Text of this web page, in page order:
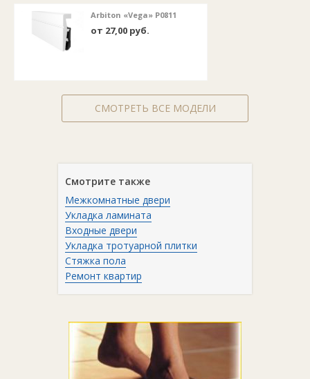
Arbiton «Vega» P0811
от 27,00 руб.
СМОТРЕТЬ ВСЕ МОДЕЛИ
Смотрите также
Межкомнатные двери
Укладка ламината
Входные двери
Укладка тротуарной плитки
Стяжка пола
Ремонт квартир